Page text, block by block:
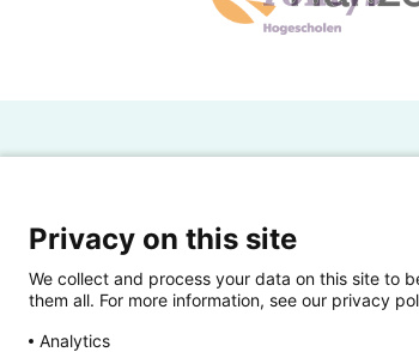
Powered by SURF
Privacy on this site
We collect and process your data on this site to
them all. For more information, see our privacy
Analytics